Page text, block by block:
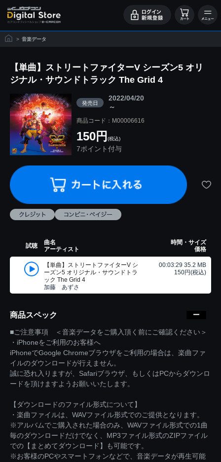
> 音楽データ
【単曲】ストリートファイターV シーズン5 オリ
ジナル・サウンドトラック The Grid 4
発売日
2022/04/20
～
商品コード：M00006616
150円 (税込)
7ポイント付与
試聴
曲名
アーティスト
時間・サイズ
価格
【単曲】ストリートファイターV シ
ーズン5 オリジナル・サウンドトラ
ック The Grid 4
加藤 あずさ
00:03:29 35.2 MB
150円(税込)
商品スペック
■ご注意事項 ＜音楽データをご購入頂く前にご確認ください＞
・iPhoneをご利用のお客様へ
iPhoneでGoogle Chromeブラウザをご利用の場合は、楽曲ファ
イルのダウンロードが行えません。
誠に恐れ入りますが、Safariブラウザ、もしくはPCからダウンロ
ードを頂けますようお願いいたします。
【ダウンロードのファイル形式について】
・楽曲ファイルは、WAVファイル形式でのご提供となります。
※アルバムでご購入された場合のみ、WAVファイル形式での1曲
毎のダウンロードだけでなく、MP3ファイル形式のZIPファイル
での【まとめてダウンロード】も可能です。
※お客様のPCやスマートフォンなどで、音楽データが再生可能